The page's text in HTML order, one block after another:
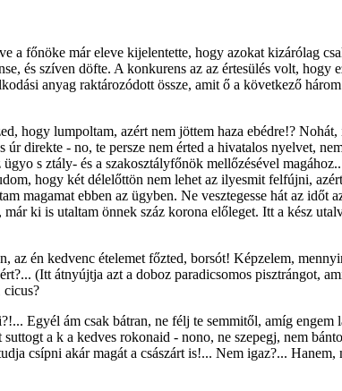
a főnöke már eleve kijelentette, hogy azokat kizárólag
és szíven döfte. A konkurens az az értesülés volt,
anyag raktározódott össze, amit ő a következő
hogy lumpoltam, azért nem jöttem haza ebédre!?
direkte - no, te persze nem érted a hivatalos nyelvet,
s ztály- és a szakosztályfőnök mellőzésével
hogy két délelőttön nem lehet az ilyesmit felfújni,
magamat ebben az ügyben. Ne vesztegesse hát az
ki is utaltam önnek száz korona előleget. Itt a kész
én kedvenc ételemet főzted, borsót! Képzelem,
(Itt átnyújtja azt a doboz paradicsomos pisztrángot,
cicus?
Egyél ám csak bátran, ne félj te semmitől, amíg
a k a kedves rokonaid - nono, ne szepegj, nem
csípni akár magát a császárt is!... Nem igaz?...